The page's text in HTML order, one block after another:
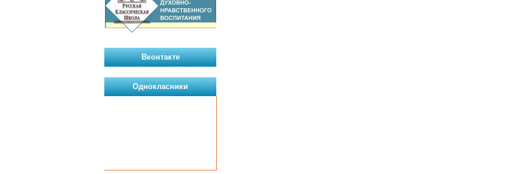
Вконтакте
Однокласники